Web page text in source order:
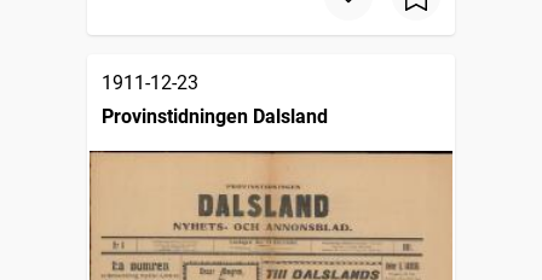
1911-12-23
Provinstidningen Dalsland